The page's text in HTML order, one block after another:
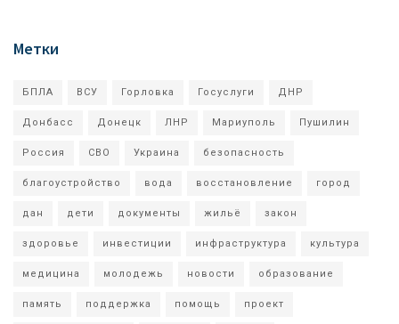
Метки
БПЛА ВСУ Горловка Госуслуги ДНР
Донбасс Донецк ЛНР Мариуполь Пушилин
Россия СВО Украина безопасность
благоустройство вода восстановление город
дан дети документы жильё закон
здоровье инвестиции инфраструктура культура
медицина молодежь новости образование
память поддержка помощь проект